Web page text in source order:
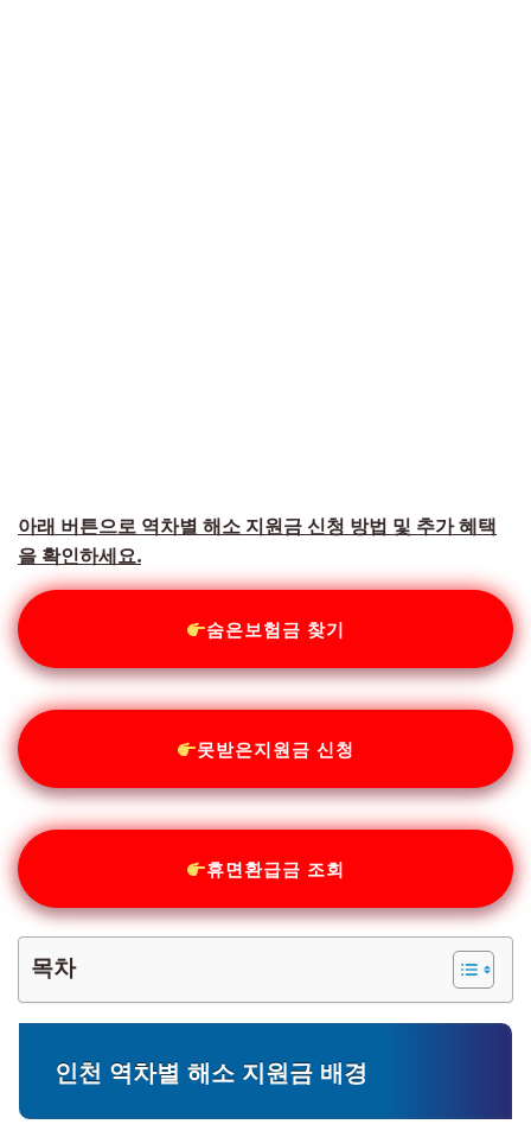
아래 버튼으로 역차별 해소 지원금 신청 방법 및 추가 혜택
을 확인하세요.
숨은보험금 찾기
못받은지원금 신청
휴면환급금 조회
목차
인천 역차별 해소 지원금 배경